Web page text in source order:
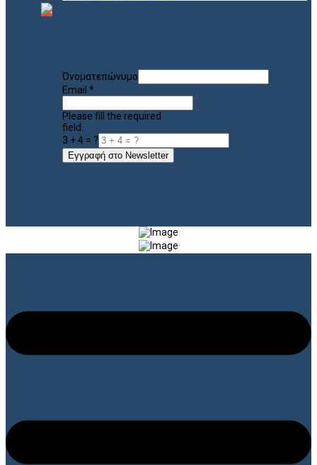
Όνοματεπώνυμο
Email *
Please fill the required
field.
3 + 4 = ?
Εγγραφή στο Newsletter